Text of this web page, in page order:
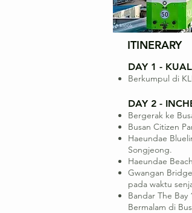
ITINERARY
DAY 1 -
Berkumpul di
DAY 2 -
Bergerak ke
Busan Citizen
Haeundae
Songjeong.
Haeundae
Gwangan
pada waktu
Bandar The
Bermalam di